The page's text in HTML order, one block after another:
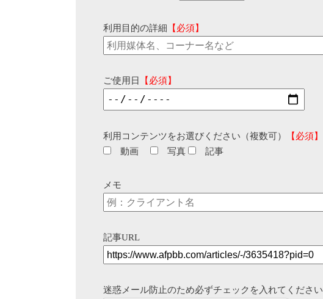
利用目的の詳細 【必須】
ご使用日 【必須】
利用コンテンツをお選びください（複数可）
【必須】
動画
写真 記事
メモ
記事URL
迷惑メール防止のため必ずチェックを入れてください